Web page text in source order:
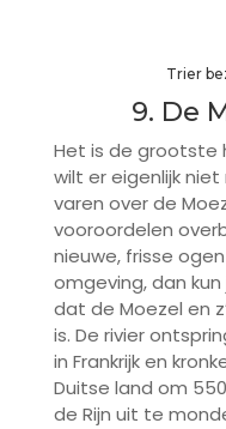
Trier
9. De
Het is de grootste
wilt er eigenlijk
varen over de
vooroordelen
nieuwe, frisse
omgeving, dan
dat de Moezel en
is. De rivier
in Frankrijk en
Duitse land om
de Rijn uit te